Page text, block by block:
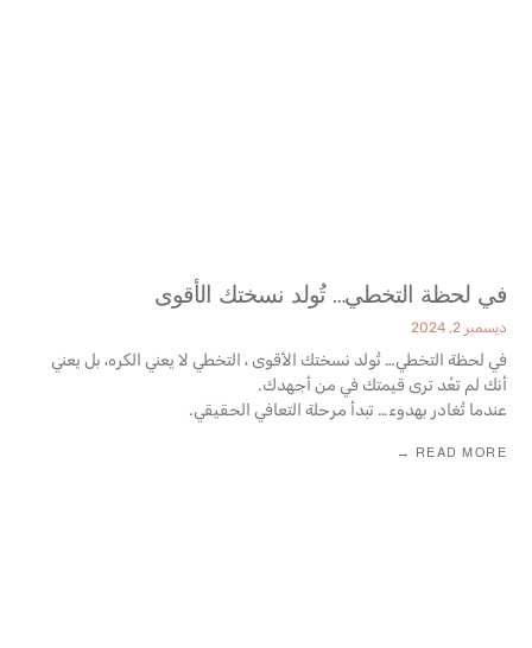
في لحظة التخطي… تُولد نسختك الأقوى
ديسمبر 2, 2024
في لحظة التخطي… تُولد نسختك الأقوى ، التخطي لا يعني الكره، بل يعني
أنك لم تعُد ترى قيمتك في من أجهدك.
عندما تُغادر بهدوء… تبدأ مرحلة التعافي الحقيقي.
READ MORE →